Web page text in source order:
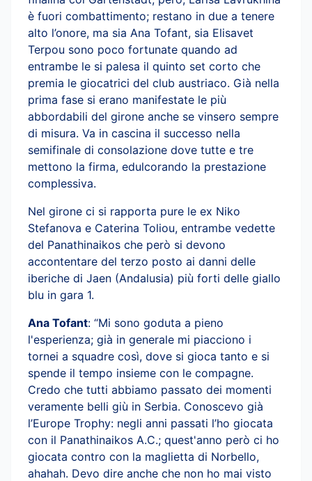
è fuori combattimento; restano in due a tenere
alto l’onore, ma sia Ana Tofant, sia Elisavet
Terpou sono poco fortunate quando ad
entrambe le si palesa il quinto set corto che
premia le giocatrici del club austriaco. Già nella
prima fase si erano manifestate le più
abbordabili del girone anche se vinsero sempre
di misura. Va in cascina il successo nella
semifinale di consolazione dove tutte e tre
mettono la firma, edulcorando la prestazione
complessiva.
Nel girone ci si rapporta pure le ex Niko
Stefanova e Caterina Toliou, entrambe vedette
del Panathinaikos che però si devono
accontentare del terzo posto ai danni delle
iberiche di Jaen (Andalusia) più forti delle giallo
blu in gara 1.
Ana Tofant: “Mi sono goduta a pieno
l'esperienza; già in generale mi piacciono i
tornei a squadre così, dove si gioca tanto e si
spende il tempo insieme con le compagne.
Credo che tutti abbiamo passato dei momenti
veramente belli giù in Serbia. Conoscevo già
l’Europe Trophy: negli anni passati l’ho giocata
con il Panathinaikos A.C.; quest'anno però ci ho
giocata contro con la maglietta di Norbello,
ahahah. Devo dire anche che non ho mai visto